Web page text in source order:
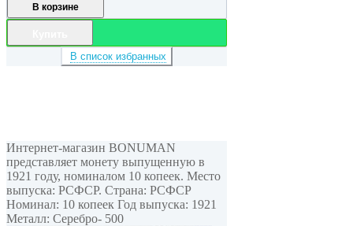
В корзине
В список избранных
Интернет-магазин BONUMAN
представляет монету выпущенную в
1921 году, номиналом 10 копеек. Место
выпуска: РСФСР. Страна: РСФСР
Номинал: 10 копеек Год выпуска: 1921
Металл: Серебро- 500